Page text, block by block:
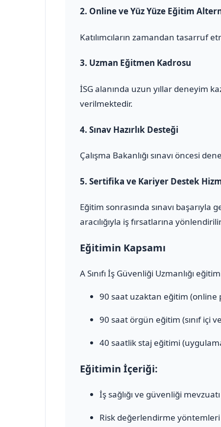
2. Online ve Yüz Yüze Eğitim
Katılımcıların zamandan tasarruf
3. Uzman Eğitmen Kadrosu
İSG alanında uzun yıllar deneyim
verilmektedir.
4. Sınav Hazırlık Desteği
Çalışma Bakanlığı sınavı öncesi
5. Sertifika ve Kariyer Destek
Eğitim sonrasında sınavı başarıyla
aracılığıyla iş fırsatlarına
Eğitimin Kapsamı
A Sınıfı İş Güvenliği Uzmanlığı
90 saat uzaktan eğitim
90 saat örgün eğitim (sınıf içi
40 saatlik staj eğitimi
Eğitimin İçeriği:
İş sağlığı ve güvenliği mevzuatı
Risk değerlendirme yöntemleri